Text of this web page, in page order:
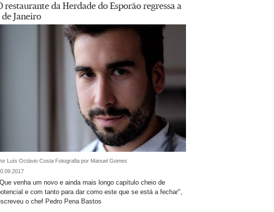
restaurante da Herdade do Esporão regressa a
de Janeiro
Luís Octávio Costa Fotografia por Manuel Gomes
venha um novo e ainda mais longo capítulo cheio de
e com tanto para dar como este que se está a fechar",
o chef Pedro Pena Bastos